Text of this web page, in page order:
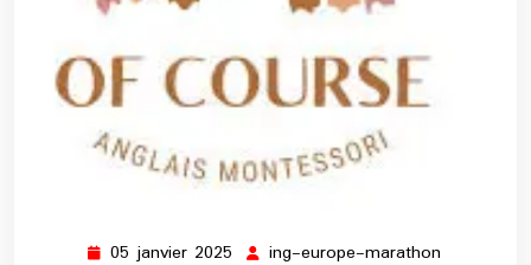
05 janvier 2025 05 ing-europe-marathon